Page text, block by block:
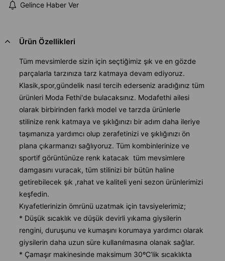
Gelince Haber Ver
Ürün Özellikleri
Tüm mevsimlerde sizin için seçtiğimiz şık ve en gözde
parçalarla tarzınıza tarz katmaya devam ediyoruz.
Klasik,spor,gündelik nasıl tercih ederseniz aradığınız tüm
ürünleri Moda Fethi'de bulacaksınız. Modafethi ailesi
olarak birbirinden farklı model ve tarzda ürünlerle
stilinize renk katmaya ve şıklığınızı bir adım daha ileriye
taşımanıza yardımcı olup zerafetinizi ve şıklığınızı ön
plana çıkarmanızı sağlıyoruz. Tüm kombinlerinize ve
sportif görüntünüze renk katacak tüm mevsimlere
damgasını vuracak, tüm stilinizi bir bütün haline
getirebilecek şık ,rahat ve kaliteli yeni sezon ürünlerimizi
keşfedin.
Kıyafetlerinizin ömrünü uzatmak için tavsiyelerimiz;
* Düşük sıcaklık ve düşük devirli yıkama giysilerin
rengini, duruşunu ve kumaşını korumaya yardımcı olarak
giysilerin daha uzun süre kullanılmasına olanak sağlar.
* Çamaşır makinesinde maksimum 30ºC’lik sıcaklıkta